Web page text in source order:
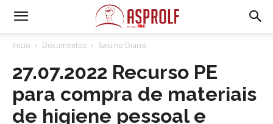
Início Documentos Saiu no Diario
27.07.2022 Recurso PE
para compra de materiais
de higiene pessoal e